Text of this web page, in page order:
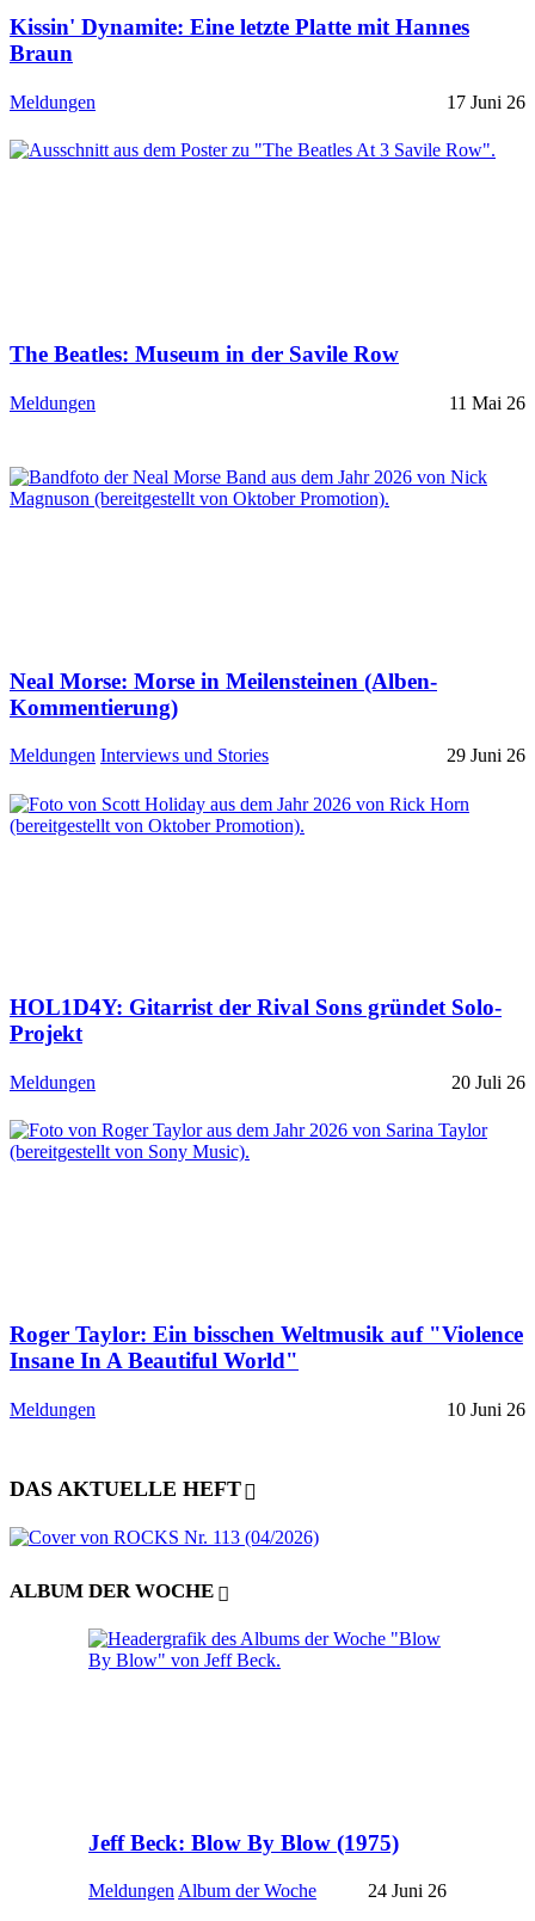
Kissin' Dynamite: Eine letzte Platte mit Hannes
Braun
Meldungen 17 Juni 26
The Beatles: Museum in der Savile Row
Meldungen 11 Mai 26
Neal Morse: Morse in Meilensteinen (Alben-
Kommentierung)
Meldungen Interviews und Stories 29 Juni 26
HOL1D4Y: Gitarrist der Rival Sons gründet Solo-
Projekt
Meldungen 20 Juli 26
Roger Taylor: Ein bisschen Weltmusik auf "Violence
Insane In A Beautiful World"
Meldungen 10 Juni 26
DAS AKTUELLE HEFT
ALBUM DER WOCHE
Jeff Beck: Blow By Blow (1975)
Meldungen Album der Woche 24 Juni 26